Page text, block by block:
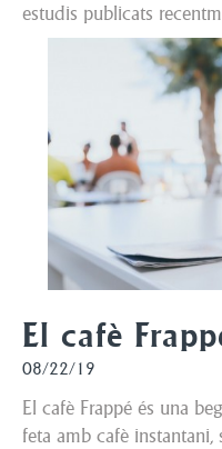
estudis publicats
El cafè
08/22/19
El cafè Frappé és una
feta amb cafè instantani,